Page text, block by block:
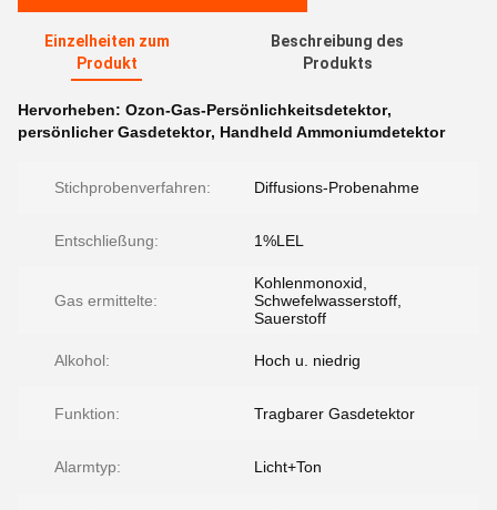
Einzelheiten zum
Produkt
Beschreibung des
Produkts
Hervorheben: Ozon-Gas-Persönlichkeitsdetektor,
persönlicher Gasdetektor, Handheld Ammoniumdetektor
Stichprobenverfahren: Diffusions-Probenahme
Entschließung: 1%LEL
Gas ermittelte:
Kohlenmonoxid,
Schwefelwasserstoff,
Sauerstoff
Alkohol: Hoch u. niedrig
Funktion: Tragbarer Gasdetektor
Alarmtyp: Licht+Ton